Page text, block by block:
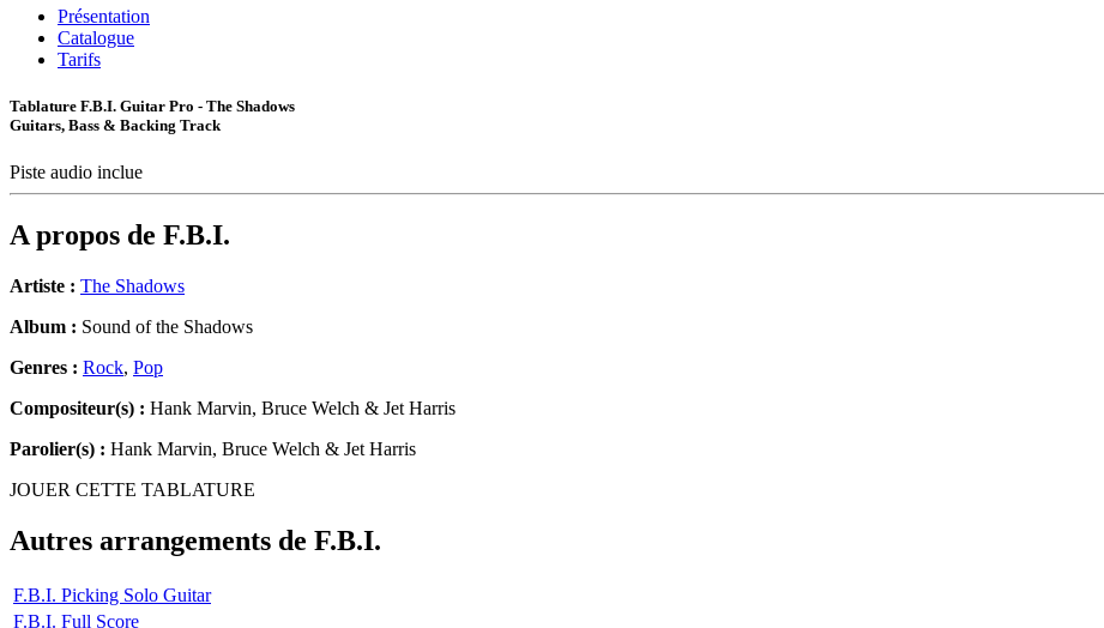
Présentation
Catalogue
Tarifs
Tablature F.B.I. Guitar Pro - The Shadows
Guitars, Bass & Backing Track
Piste audio inclue
A propos de F.B.I.
Artiste : The Shadows
Album : Sound of the Shadows
Genres : Rock, Pop
Compositeur(s) : Hank Marvin, Bruce Welch & Jet Harris
Parolier(s) : Hank Marvin, Bruce Welch & Jet Harris
JOUER CETTE TABLATURE
Autres arrangements de F.B.I.
F.B.I. Picking Solo Guitar
F.B.I. Full Score